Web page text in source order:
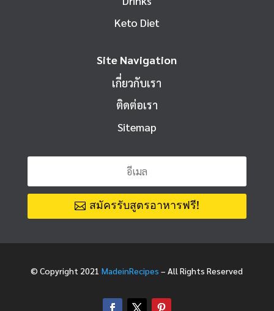
Keto Diet
Site Navigation
เกี่ยวกับเรา
ติดต่อเรา
Sitemap
สมัครรับสูตรอาหารฟรี!
© Copyright 2021MadeinRecipes – All Rights Reserved